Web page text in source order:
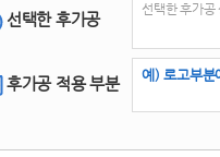
선택한 후가공
선택한 후가공
후가공 적용 부분